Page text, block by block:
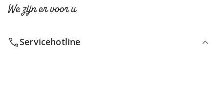
We zijn er voor u
Servicehotline